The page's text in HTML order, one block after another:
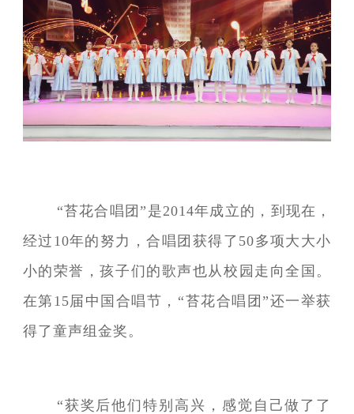
“苔花合唱团”是2014年成立的，到现在，
经过10年的努力，合唱团获得了50多项大大小
小的荣誉，孩子们的歌声也从校园走向全国。
在第15届中国合唱节，“苔花合唱团”还一举获
得了童声组金奖。
“获奖后他们特别高兴，感觉自己做了了